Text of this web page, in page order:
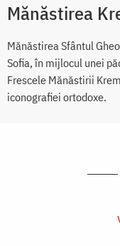
Mănăstirea
Mănăstirea Sfântul
Sofia, în mijlocul unei
Frescele Mănăstirii
iconografiei ortodoxe.